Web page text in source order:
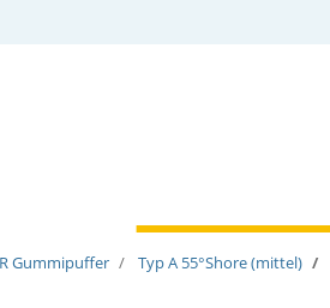
Gummipuffer Typ A 55°Shore (mittel)